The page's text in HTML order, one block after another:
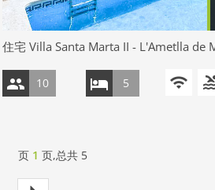
住宅 Villa Santa Marta II - L'Ametlla de
10 5
页 1 页,总共 5